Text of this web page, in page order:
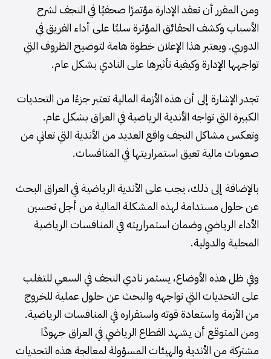
ومن المقرر أن تعقد الإدارة مؤتمرًا صحفيًا في النجف لشرح
الأسباب وكشف الحقائق المؤثرة سلبًا على أداء الفريق في
الدوري. ويعتبر هذا الإعلان خطوة هامة لتوضيح الظروف التي
تواجهها الإدارة وكيفية تأثيرها على النادي بشكل عام.
تجدر الإشارة إلى أن هذه الأزمة المالية تعتبر جزءًا من التحديات
الكبيرة التي تواجه الأندية الرياضية في العراق بشكل عام.
وتعكس مشاكل النجف واقع العديد من الأندية التي تعاني من
صعوبات مالية تعيق استمراريتها في المنافسات.
بالإضافة إلى ذلك، يجب على الأندية الرياضية في العراق البحث
عن حلول مستدامة لهذه المشكلة المالية من أجل تحسين
الأداء الرياضي وضمان استمراريته في المنافسات الرياضية
المحلية والدولية.
وفي ظل هذه الأوضاع، يستمر نادي النجف في السعي للتغلب
على التحديات التي تواجهه والبحث عن حلول عملية للخروج
من الأزمة واستعادة قوته واستقراره في المنافسات الرياضية.
ومن المتوقع أن يشهد القطاع الرياضي في العراق جهودًا
مشتركة من الأندية والهيئات المسؤولة لمعالجة هذه التحديات